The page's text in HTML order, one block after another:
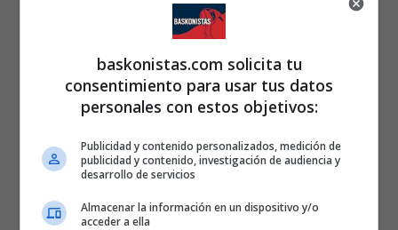
baskonistas.com solicita tu
consentimiento para usar tus datos
personales con estos objetivos:
Publicidad y contenido personalizados, medición de
publicidad y contenido, investigación de audiencia y
desarrollo de servicios
Almacenar la información en un dispositivo y/o
acceder a ella